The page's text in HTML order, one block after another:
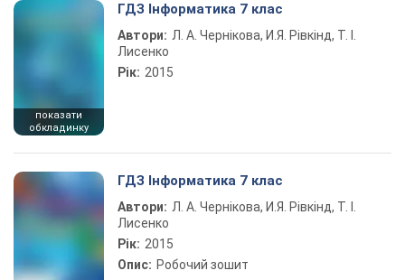
показати
обкладинку
ГДЗ Інформатика 7 клас
Автори: Л. А. Чернікова, И.Я. Рівкінд, Т. І.
Лисенко
Рік: 2015
ГДЗ Інформатика 7 клас
Автори: Л. А. Чернікова, И.Я. Рівкінд, Т. І.
Лисенко
Рік: 2015
Опис: Робочий зошит